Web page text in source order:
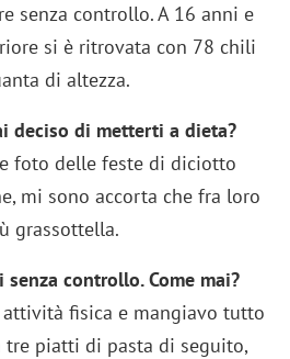
senza controllo. A 16 anni e
si è ritrovata con 78 chili
di altezza.
deciso di metterti a dieta?
foto delle feste di diciotto
mi sono accorta che fra loro
grassottella.
controllo. Come mai?
attività fisica e mangiavo tutto
piatti di pasta di seguito,